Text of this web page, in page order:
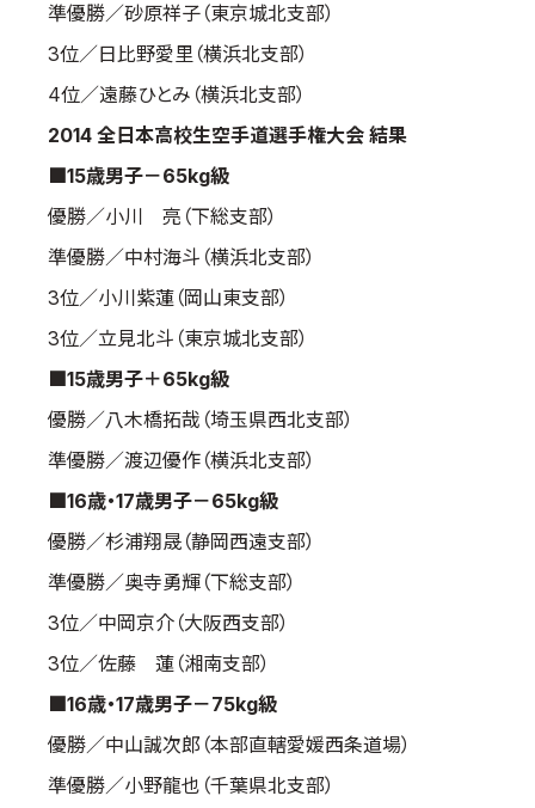
準優勝／砂原祥子（東京城北支部）
3位／日比野愛里（横浜北支部）
4位／遠藤ひとみ（横浜北支部）
2014 全日本高校生空手道選手権大会 結果
■15歳男子－65kg級
優勝／小川 亮（下総支部）
準優勝／中村海斗（横浜北支部）
3位／小川紫蓮（岡山東支部）
3位／立見北斗（東京城北支部）
■15歳男子＋65kg級
優勝／八木橋拓哉（埼玉県西北支部）
準優勝／渡辺優作（横浜北支部）
■16歳・17歳男子－65kg級
優勝／杉浦翔晟（静岡西遠支部）
準優勝／奥寺勇輝（下総支部）
3位／中岡京介（大阪西支部）
3位／佐藤 蓮（湘南支部）
■16歳・17歳男子－75kg級
優勝／中山誠次郎（本部直轄愛媛西条道場）
準優勝／小野龍也（千葉県北支部）